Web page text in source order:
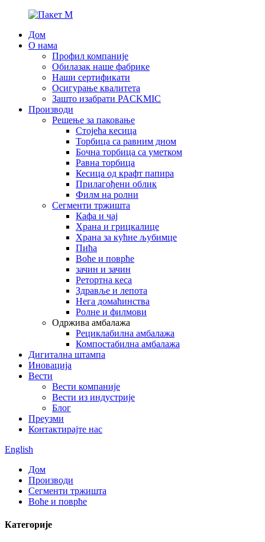
Дом
О нама
Профил компаније
Обилазак наше фабрике
Наши сертификати
Осигурање квалитета
Зашто изабрати PACKMIC
Производи
Решење за паковање
Стојећа кесица
Торбица са равним дном
Бочна торбица са уметком
Равна торбица
Кесица од крафт папира
Прилагођени облик
Филм на ролни
Сегменти тржишта
Кафа и чај
Храна и грицкалице
Храна за кућне љубимце
Пића
Воће и поврће
зачин и зачин
Ретортна кеса
Здравље и лепота
Нега домаћинства
Ролне и филмови
Одржива амбалажа
Рециклабилна амбалажа
Компостабилна амбалажа
Дигитална штампа
Иновација
Вести
Вести компаније
Вести из индустрије
Блог
Преузми
Контактирајте нас
English
Дом
Производи
Сегменти тржишта
Воће и поврће
Категорије